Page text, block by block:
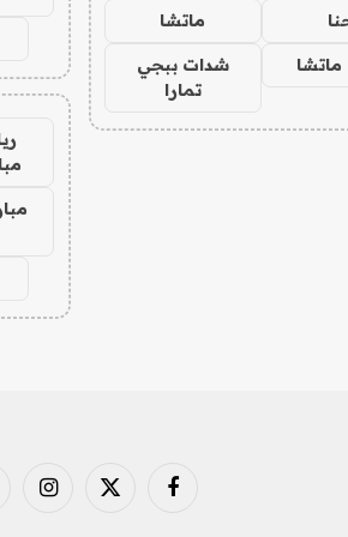
ماتشا
شدات ببجي
تمارا
فيسبوك X